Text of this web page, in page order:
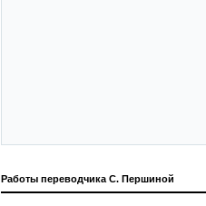
Работы переводчика С. Першиной